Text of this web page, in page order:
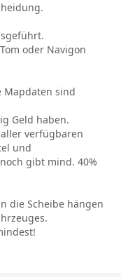
oder Navigon
Mapdaten sind
Geld haben.
verfügbaren
und
gibt mind. 40%
die Scheibe hängen